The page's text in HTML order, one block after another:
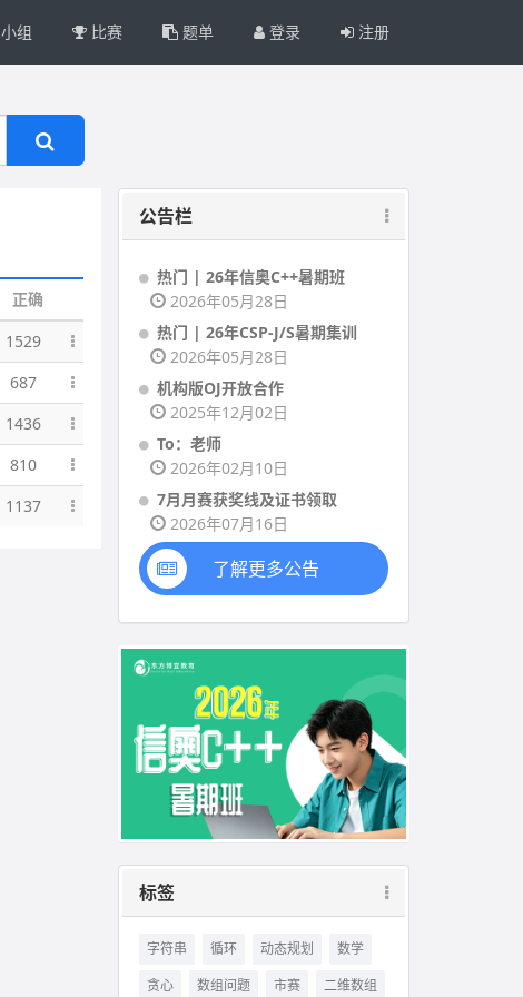
小组 比赛 题单 登录 注册
正确
1529
687
1436
810
1137
公告栏
热门 | 26年信奥C++暑期班
2026年05月28日
热门 | 26年CSP-J/S暑期集训
2026年05月28日
机构版OJ开放合作
2025年12月02日
To：老师
2026年02月10日
7月月赛获奖线及证书领取
2026年07月16日
了解更多公告
标签
字符串 循环 动态规划
数学
贪心
数组问题 市赛 二维数组